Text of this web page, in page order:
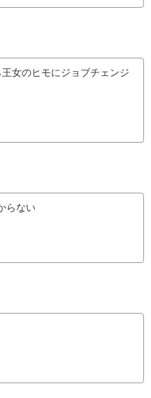
女のヒモにジョブチェンジ
らない